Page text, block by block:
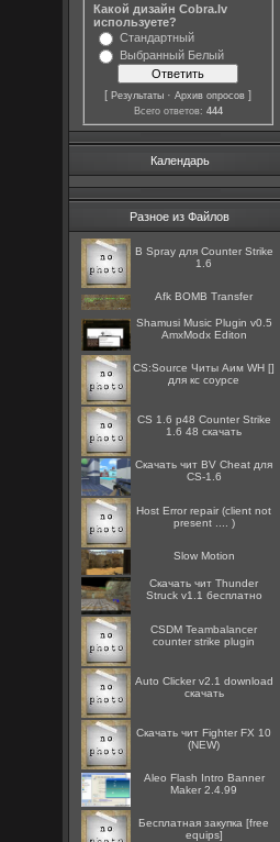
Какой дизайн Cobra.lv
используете?
Стандартный
Выбранный Белый
[Результаты ·Архив опросов ]
Всего ответов: 444
Календарь
Разное из Файлов
B Spray для Counter Strike
1.6
Afk BOMB Transfer
Shamusi Music Plugin v0.5
AmxModx Editon
CS:Source Читы Аим WH []
для кс соурсе
CS 1.6 p48 Counter Strike
1.6 48 скачать
Скачать чит BV Cheat для
CS-1.6
Host Error repair (client not
present .... )
Slow Motion
Скачать чит Thunder
Struck v1.1 бесплатно
CSDM Teambalancer
counter strike plugin
Auto Clicker v2.1 download
скачать
Скачать чит Fighter FX 10
(NEW)
Aleo Flash Intro Banner
Maker 2.4.99
Бесплатная закупка [free
equips]